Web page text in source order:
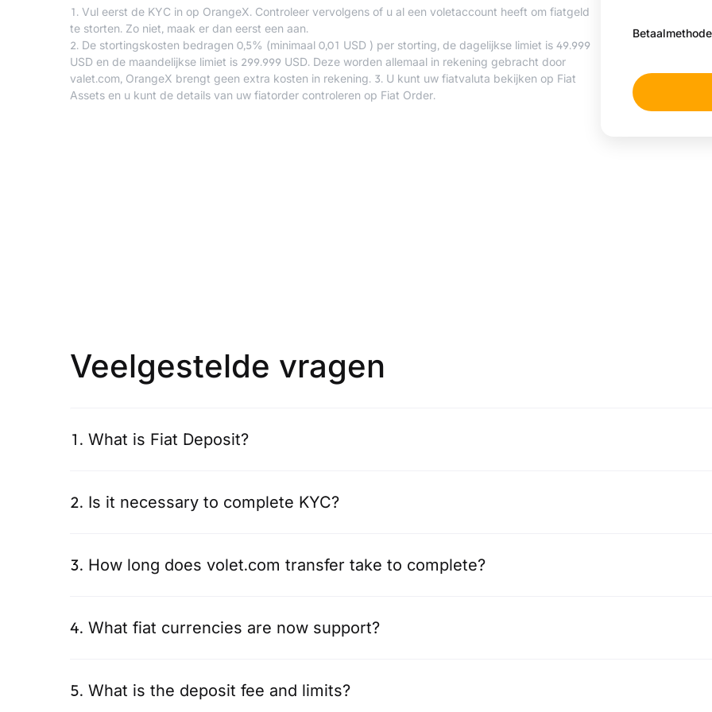
1. Vul eerst de KYC in op OrangeX. Controleer vervolgens of u al een voletaccount heeft om fiatgeld
te storten. Zo niet, maak er dan eerst een aan.
2. De stortingskosten bedragen 0,5% (minimaal 0,01 USD ) per storting, de dagelijkse limiet is 49.999
USD en de maandelijkse limiet is 299.999 USD. Deze worden allemaal in rekening gebracht door
valet.com, OrangeX brengt geen extra kosten in rekening. 3. U kunt uw fiatvaluta bekijken op Fiat
Assets en u kunt de details van uw fiatorder controleren op Fiat Order.
Betaalmethode
Veelgestelde vragen
1 . What is Fiat Deposit?
2. Is it necessary to complete KYC?
3. How long does volet.com transfer take to complete?
4. What fiat currencies are now support?
5. What is the deposit fee and limits?